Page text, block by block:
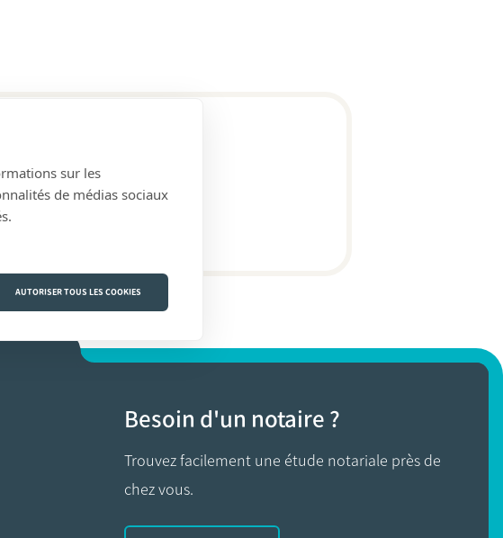
Besoin d'un notaire ?
Trouvez facilement une étude notariale près de
chez vous.
sur les
de médias sociaux
AUTORISER TOUS LES COOKIES